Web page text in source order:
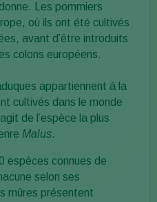
Les pommiers
où ils ont été cultivés
avant d’être introduits
colons européens.
appartiennent à la
cultivés dans le monde
de l’espèce la plus
Malus.
espèces connues de
selon ses
mûres présentent